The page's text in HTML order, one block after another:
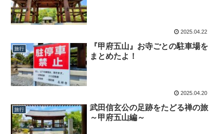
2025.04.22
旅行
『甲府五山』お寺ごとの駐車場を
まとめたよ！
2025.04.20
旅行
武田信玄公の足跡をたどる禅の旅
～甲府五山編～